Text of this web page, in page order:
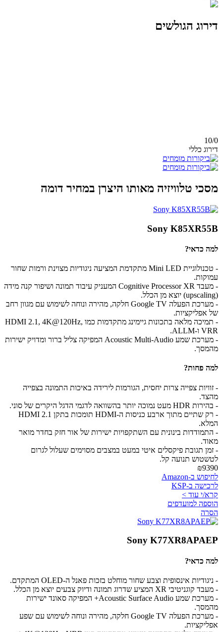
דירוג הגולשים
10/0
דירוג כללי
מסכי טלוויזיה מאותו היצרן במחיר דומה
Sony K85XR55B
למה כדאי?
- טכנולוגיית Mini LED מתקדמת המציעה ניגודיות מצוינת ורמות שחור
עמוקות.
- מעבד Cognitive Processor XR המעניק עיבוד תמונה ושיפור קנה מידה
(upscaling) יוצא מן הכלל.
- מערכת הפעלה Google TV חלקה, מהירה ונוחה לשימוש עם מגוון רחב
של אפליקציות.
- תמיכה מלאה בתכונות גיימינג מתקדמות כמו HDMI 2.1, 4K@120Hz,
VRR ו-ALLM.
- מערכת שמע Acoustic Multi-Audio המפיקה צליל ברור ומדויק ישירות
מהמסך.
למה פחות?
- זוויות צפייה צרות יחסית, הגורמות לירידה באיכות התמונה בצפייה
מהצד.
- בהירות HDR מעט נמוכה יותר בהשוואה לדגמי הדגל היקרים של סוני.
- רק שתיים מתוך ארבע כניסות ה-HDMI תומכות בתקן HDMI 2.1
המלא.
- התמודדות בינונית עם השתקפויות ישירות של אור חזק בחדר מואר
מאוד.
- זמן תגובת פיקסלים איטי במעט במצבים מסוימים שעלול לגרום
לטשטוש תנועה קל.
₪9390
לחיפוש ב-Amazon
לרכישה ב-KSP
קרא/י עוד >
הוספה למועדפים
הסרה
Sony K77XR8APAEP
למה כדאי?
- ניגודיות אינסופית וצבע שחור מוחלט בזכות פאנל ה-OLED המתקדם.
- מעבד קוגניטיבי XR המציע שדרוג תמונה ודיוק צבעים יוצא מן הכלל.
- מערכת שמע Acoustic Surface Audio+ המפיקה סאונד ישירות
מהמסך.
- מערכת הפעלה Google TV חלקה, מהירה ונוחה לשימוש עם שפע
אפליקציות.